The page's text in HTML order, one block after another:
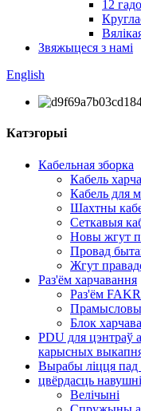
12
Звяжыцеся з намі
English
Катэгорыі
Кабельная зборка
Кабель
Кабель для
Шахтны
Сеткавыя
Новы жгут
Провад
Жгут
Раз'ём харчавання
Раз'ём
Прамысловы
Блок
PDU для цэнтраў
карысных
Вырабы ліцця пад
цвёрдасць
Велічыні